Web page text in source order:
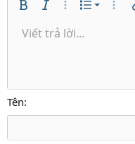
Bold In nghiêng
Thêm tùy
Danh sách
Kích thước
9
18
22
Màu chữPhông chữ
Times
Căn lề
Căn trái
Paragraph format
Normal
Heading
Heading 3
Trích dẫn
MediaInsert table
Insert
RedoToggle BB code
Xóa định dạng
Bản thảo
Viết trả lời...
Tên